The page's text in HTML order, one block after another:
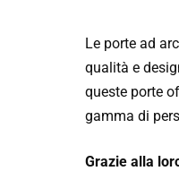
Le porte ad
qualità e
queste porte
gamma di
Grazie alla